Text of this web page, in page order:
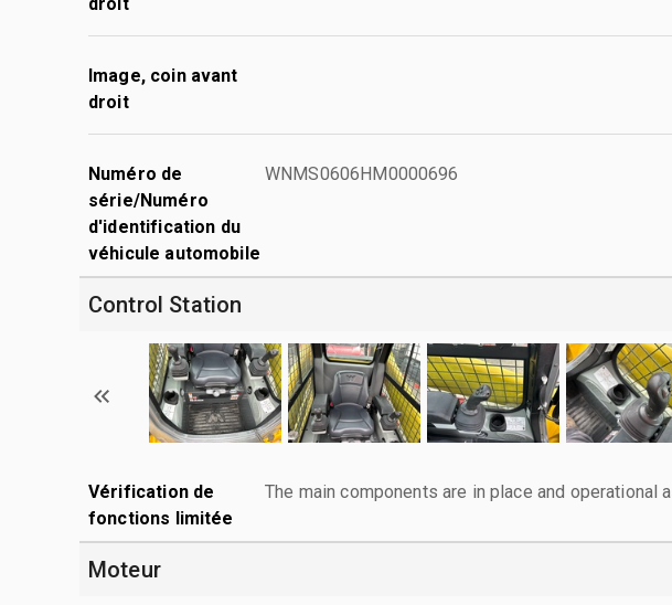
Image, coin avant
droit
Numéro de
série/Numéro
d'identification du
véhicule automobile
WNMS0606HM0000696
Control Station
Vérification de
fonctions limitée
The main components are in place and operational
Moteur